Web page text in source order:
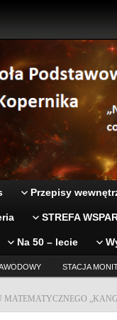
Przepisy
STREFA
Na 50 – lecie
STACJA